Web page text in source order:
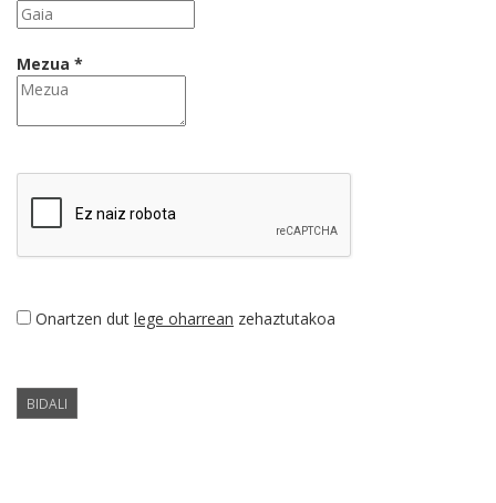
Mezua *
Onartzen dut lege oharrean zehaztutakoa
BIDALI